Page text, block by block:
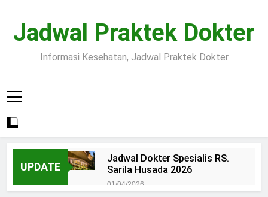
content
Jadwal Praktek Dokter
Informasi Kesehatan, Jadwal Praktek Dokter
UPDATE
Jadwal Dokter Spesialis RS.
Sarila Husada 2026
01/04/2026